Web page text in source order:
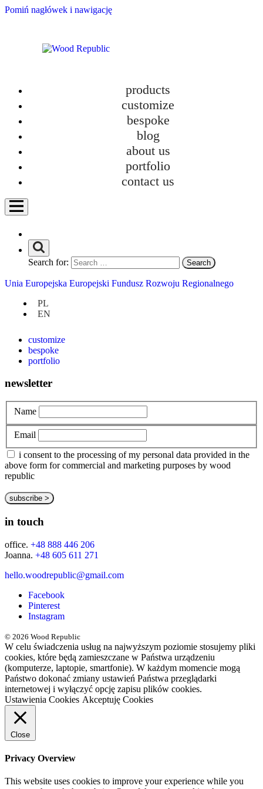
Pomiń nagłówek i nawigację
products
customize
bespoke
blog
about us
portfolio
contact us
Search for:
Unia Europejska Europejski Fundusz Rozwoju Regionalnego
PL
EN
New TOKI Collection – Design and Ecology
How we work?
Personalization
Uncategorized
privacy policy
customize
bespoke
portfolio
newsletter
Name
Email
i consent to the processing of my personal data provided in the
above form for commercial and marketing purposes by wood
republic
in touch
office. +48 888 446 206
Joanna. +48 605 611 271
hello.woodrepublic@gmail.com
Facebook
Pinterest
Instagram
© 2026 Wood Republic
W celu świadczenia usług na najwyższym poziomie stosujemy pliki
cookies, które będą zamieszczane w Państwa urządzeniu
(komputerze, laptopie, smartfonie). W każdym momencie mogą
Państwo dokonać zmiany ustawień Państwa przeglądarki
internetowej i wyłączyć opcję zapisu plików cookies.
Ustawienia Cookies Akceptuję Cookies
Close
Privacy Overview
This website uses cookies to improve your experience while you